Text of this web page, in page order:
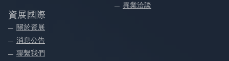
異業洽談
資展國際
關於資展
消息公告
聯繫我們